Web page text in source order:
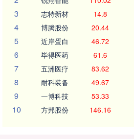
3 志特新材 14.8
4 博腾股份 20.44
5 近岸蛋白 46.72
6 毕得医药 61.6
7 五洲医疗 83.62
8 耐科装备 49.67
9 一博科技 53.33
10 方邦股份 146.16